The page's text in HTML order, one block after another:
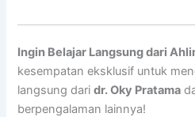
Ingin Belajar Langsung dari
kesempatan eksklusif untuk
langsung daridr. Oky Pratama
berpengalaman lainnya!